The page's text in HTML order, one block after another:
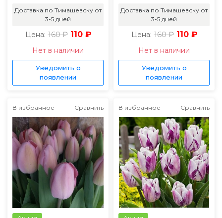
Доставка по Тимашевску от
3-5 дней
Цена: 160 ₽ 110 ₽
Нет в наличии
Уведомить о
появлении
Доставка по Тимашевску от
3-5 дней
Цена: 160 ₽ 110 ₽
Нет в наличии
Уведомить о
появлении
В избранное Сравнить В избранное Сравнить